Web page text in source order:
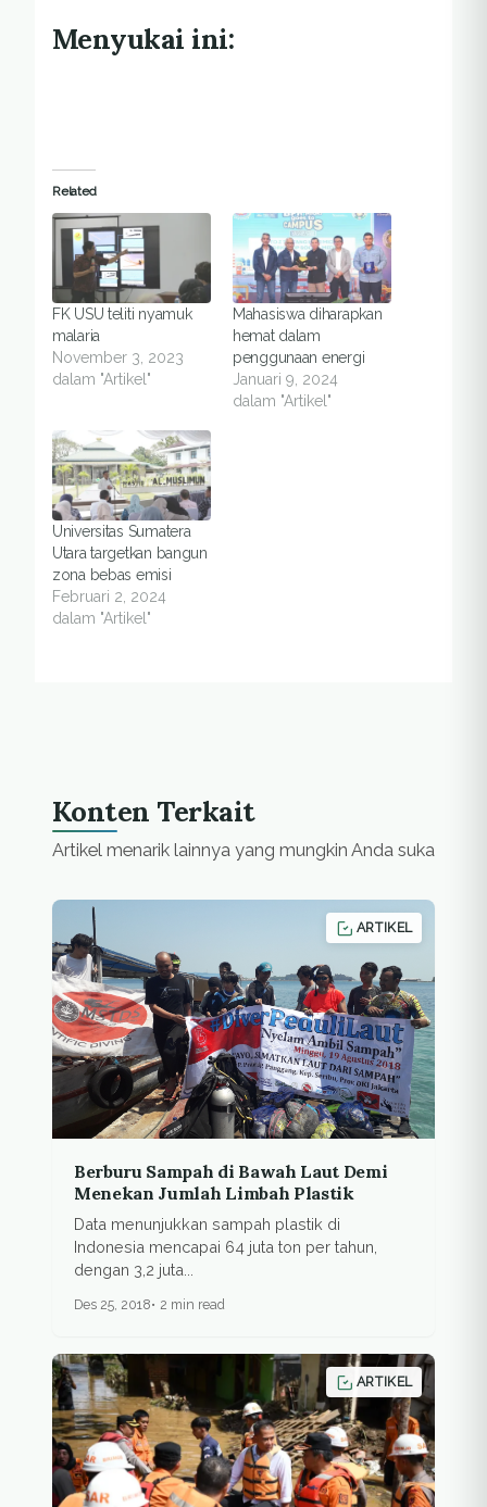
Menyukai ini:
Related
FK USU teliti nyamuk
malaria
November 3, 2023
dalam "Artikel"
Mahasiswa diharapkan
hemat dalam
penggunaan energi
Januari 9, 2024
dalam "Artikel"
Universitas Sumatera
Utara targetkan bangun
zona bebas emisi
Februari 2, 2024
dalam "Artikel"
Konten Terkait
Artikel menarik lainnya yang mungkin Anda suka
ARTIKEL
Berburu Sampah di Bawah Laut Demi
Menekan Jumlah Limbah Plastik
Data menunjukkan sampah plastik di
Indonesia mencapai 64 juta ton per tahun,
dengan 3,2 juta...
Des 25, 2018 2 min read
ARTIKEL